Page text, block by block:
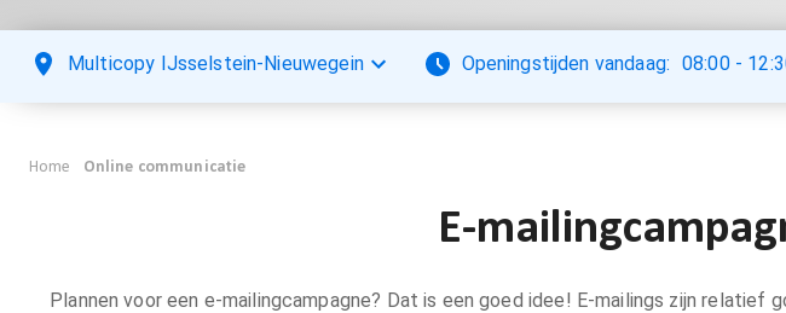
Multicopy IJsselstein-Nieuwegein Openingstijden vandaag: 08:00-
Home Online communicatie
E-
Plannen voor een e-mailingcampagne? Dat is een goed idee! E-mailings zijn